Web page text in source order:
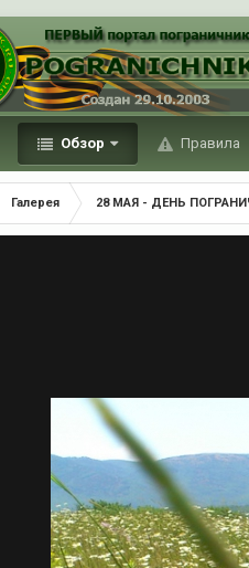
Обзор Правила
Галерея 28 МАЯ - ДЕНЬ